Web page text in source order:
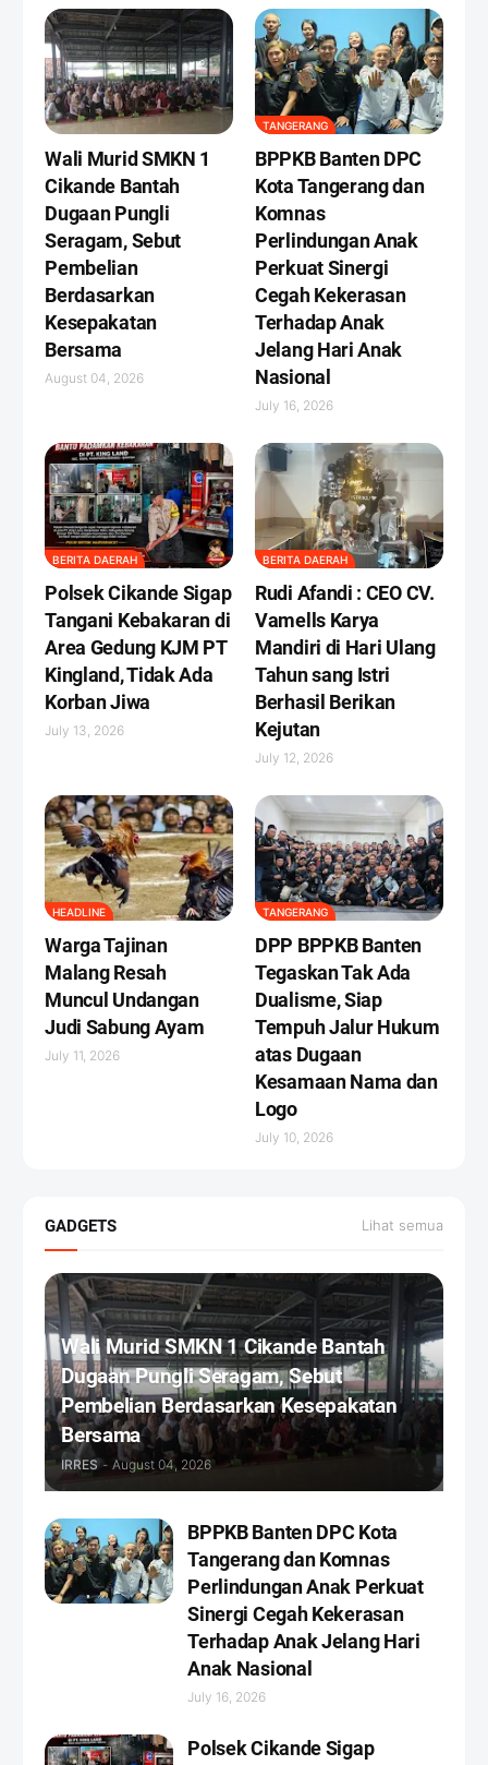
Wali Murid SMKN 1
Cikande Bantah
Dugaan Pungli
Seragam, Sebut
Pembelian
Berdasarkan
Kesepakatan
Bersama
August 04, 2026
TANGERANG
BPPKB Banten DPC
Kota Tangerang dan
Komnas
Perlindungan Anak
Perkuat Sinergi
Cegah Kekerasan
Terhadap Anak
Jelang Hari Anak
Nasional
July 16, 2026
BERITA DAERAH
Polsek Cikande Sigap
Tangani Kebakaran di
Area Gedung KJM PT
Kingland, Tidak Ada
Korban Jiwa
July 13, 2026
BERITA DAERAH
Rudi Afandi : CEO CV.
Vamells Karya
Mandiri di Hari Ulang
Tahun sang Istri
Berhasil Berikan
Kejutan ‎
July 12, 2026
HEADLINE
Warga Tajinan
Malang Resah
Muncul Undangan
Judi Sabung Ayam
July 11, 2026
TANGERANG
DPP BPPKB Banten
Tegaskan Tak Ada
Dualisme, Siap
Tempuh Jalur Hukum
atas Dugaan
Kesamaan Nama dan
Logo
July 10, 2026
GADGETS Lihat semua
Wali Murid SMKN 1 Cikande Bantah
Dugaan Pungli Seragam, Sebut
Pembelian Berdasarkan Kesepakatan
Bersama
IRRES - August 04, 2026
BPPKB Banten DPC Kota
Tangerang dan Komnas
Perlindungan Anak Perkuat
Sinergi Cegah Kekerasan
Terhadap Anak Jelang Hari
Anak Nasional
July 16, 2026
Polsek Cikande Sigap